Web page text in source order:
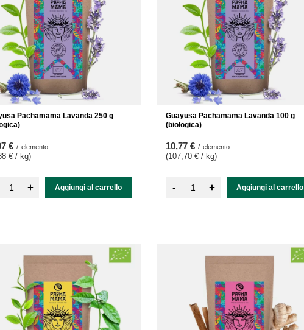
Pachamama Lavanda 250 g
€ / elemento
€ / kg)
+ Aggiungi al carrello
Guayusa Pachamama Lavanda 100 g
(biologica)
10,77 € / elemento
(107,70 € / kg)
- + Aggiungi al carrello